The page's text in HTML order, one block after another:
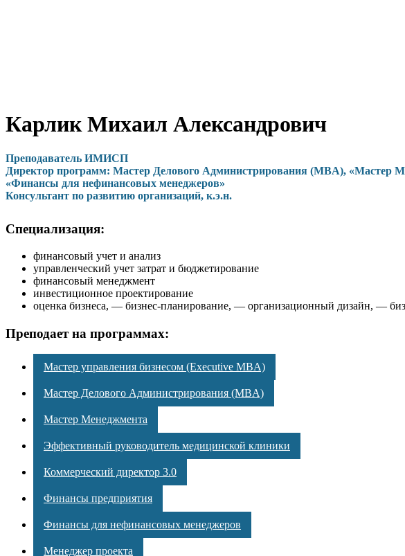
Карлик Михаил Александрович
Преподаватель ИМИСП
Директор программ: Мастер Делового Администрирования (MBA), «Мастер
«Финансы для нефинансовых менеджеров»
Консультант по развитию организаций, к.э.н.
Специализация:
финансовый учет и анализ
управленческий учет затрат и бюджетирование
финансовый менеджмент
инвестиционное проектирование
оценка бизнеса, — бизнес-планирование, — организационный дизайн, —
Преподает на программах:
Мастер управления бизнесом (Executive MBA)
Мастер Делового Администрирования (MBA)
Мастер Менеджмента
Эффективный руководитель медицинской клиники
Коммерческий директор 3.0
Финансы предприятия
Финансы для нефинансовых менеджеров
Менеджер проекта